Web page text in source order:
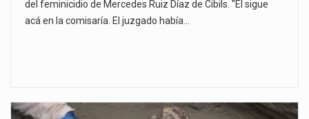
del feminicidio de Mercedes Ruiz Díaz de Cibils. "Él sigue
acá en la comisaría. El juzgado había…